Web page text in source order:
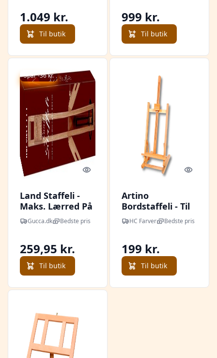
1.049 kr.
Til butik
999 kr.
Til butik
Spar -36 kr.
Quick look
Land Staffeli -
Maks. Lærred På
106 Cm - Artino
Gucca.dk Bedste pris
259,95 kr.
Til butik
Quick
Artino
Bordstaffeli - Til
lærreder op til 56
cm
HC Farver Bedste pris
199 kr.
Til butik